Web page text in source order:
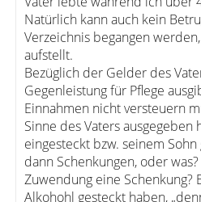
Natürlich kann auch kein
Verzeichnis begangen
aufstellt.
Bezüglich der Gelder des
Gegenleistung für Pflege
Einnahmen nicht versteuern
Sinne des Vaters ausgegeben
eingesteckt bzw. seinem
dann Schenkungen, oder
Zuwendung eine Schenkung?
Alkohohl gesteckt haben,